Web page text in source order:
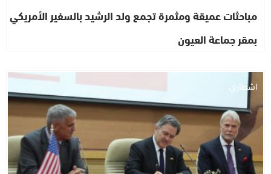
مباحثات عميقة ومثمرة تجمع ولد الرشيد بالسفير الأمريكي
بمقر جماعة العيون
اشطاري